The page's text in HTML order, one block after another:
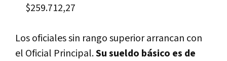
$259.712,27
Los oficiales sin rango superior arrancan con
el Oficial Principal.Su sueldo básico es de